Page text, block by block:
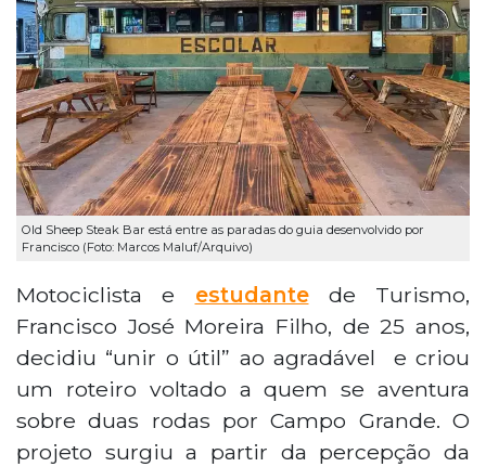
Old Sheep Steak Bar está entre as paradas do guia desenvolvido por
Francisco (Foto: Marcos Maluf/Arquivo)
Motociclista e estudantede Turismo,
Francisco José Moreira Filho, de 25 anos,
decidiu “unir o útil” ao agradável e criou
um roteiro voltado a quem se aventura
sobre duas rodas por Campo Grande. O
projeto surgiu a partir da percepção da